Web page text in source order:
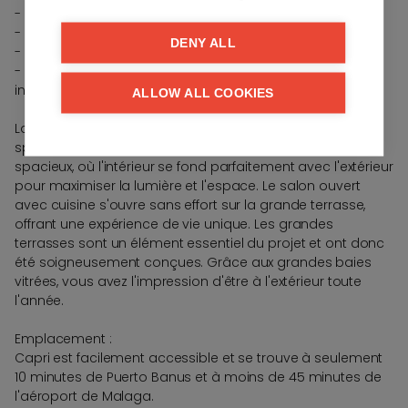
- Jardins communs entièrement aménagés.
- Deux piscines extérieures et une piscine pour enfants.
- Spa, hammam, sauna et plus encore.
- Chaque appartement dispose d'une place de parking
incluse dans le prix.
La disposition unique de chaque appartement a été
spécialement conçue pour créer des espaces de vie
spacieux, où l'intérieur se fond parfaitement avec l'extérieur
pour maximiser la lumière et l'espace. Le salon ouvert
avec cuisine s'ouvre sans effort sur la grande terrasse,
offrant une expérience de vie unique. Les grandes
terrasses sont un élément essentiel du projet et ont donc
été soigneusement conçues. Grâce aux grandes baies
vitrées, vous avez l'impression d'être à l'extérieur toute
l'année.
Emplacement :
Capri est facilement accessible et se trouve à seulement
10 minutes de Puerto Banus et à moins de 45 minutes de
l'aéroport de Malaga.
DENY ALL
ALLOW ALL COOKIES